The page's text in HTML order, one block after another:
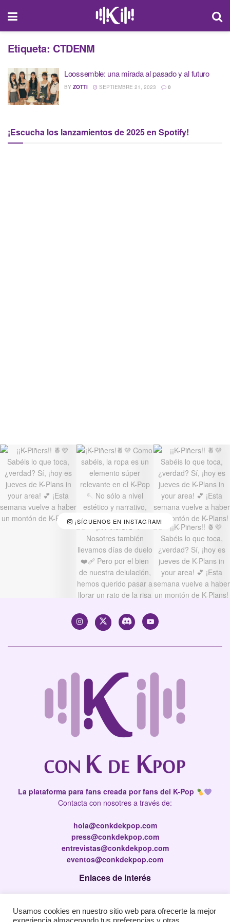
Etiqueta: CTDENM
Loossemble: una mirada al pasado y al futuro
BY ZOTTI SEPTIEMBRE 21, 2023 0
¡Escucha los lanzamientos de 2025 en Spotify!
¡SÍGUENOS EN INSTAGRAM!
La plataforma para fans creada por fans del K-Pop
Contacta con nosotres a través de:
hola@conkdekpop.com
press@conkdekpop.com
entrevistas@conkdekpop.com
eventos@conkdekpop.com
Enlaces de interés
Política de privacidad
Usamos cookies en nuestro sitio web para ofrecerte la mejor